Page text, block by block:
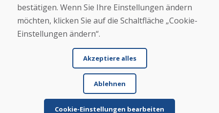
Cookies
© DOMIVOSPORT 2026, Alle Rechte vorbehalten
bestätigen. Wenn Sie Ihre Einstellungen ändern
möchten, klicken Sie auf die Schaltfläche „Cookie-
Einstellungen ändern“.
Akzeptiere alles
Ablehnen
Cookie-Einstellungen bearbeiten